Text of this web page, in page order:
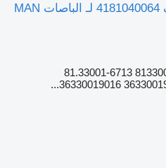
علبة السرعات ZF ZF، إيكوليف 4181040064 لـ الباصات MAN
4181040064 4181040080 81330016713 81.33001-6713